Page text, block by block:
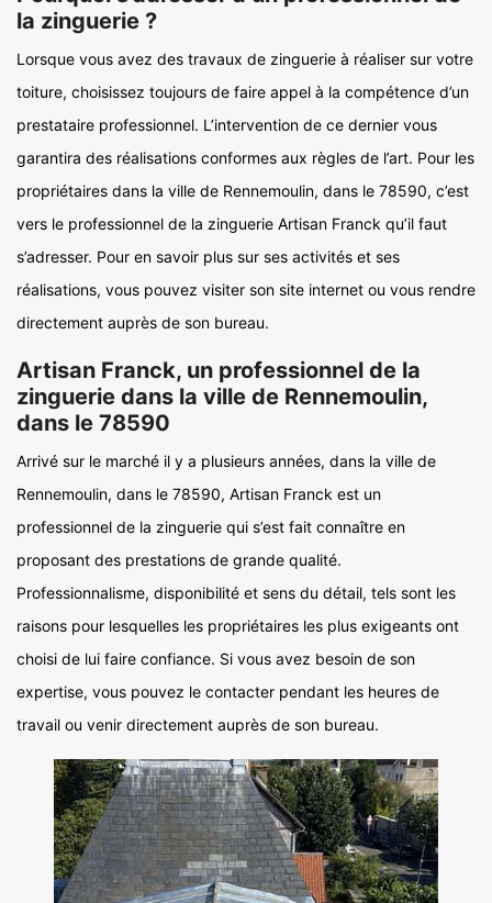
la zinguerie ?
Lorsque vous avez des travaux de zinguerie à réaliser sur votre
toiture, choisissez toujours de faire appel à la compétence d’un
prestataire professionnel. L’intervention de ce dernier vous
garantira des réalisations conformes aux règles de l’art. Pour les
propriétaires dans la ville de Rennemoulin, dans le 78590, c’est
vers le professionnel de la zinguerie Artisan Franck qu’il faut
s’adresser. Pour en savoir plus sur ses activités et ses
réalisations, vous pouvez visiter son site internet ou vous rendre
directement auprès de son bureau.
Artisan Franck, un professionnel de la
zinguerie dans la ville de Rennemoulin,
dans le 78590
Arrivé sur le marché il y a plusieurs années, dans la ville de
Rennemoulin, dans le 78590, Artisan Franck est un
professionnel de la zinguerie qui s’est fait connaître en
proposant des prestations de grande qualité.
Professionnalisme, disponibilité et sens du détail, tels sont les
raisons pour lesquelles les propriétaires les plus exigeants ont
choisi de lui faire confiance. Si vous avez besoin de son
expertise, vous pouvez le contacter pendant les heures de
travail ou venir directement auprès de son bureau.